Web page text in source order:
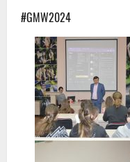
#GMW2024